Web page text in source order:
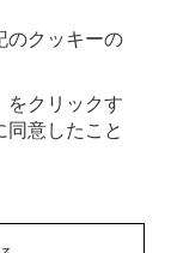
のクッキーの
をクリックす
意したこと